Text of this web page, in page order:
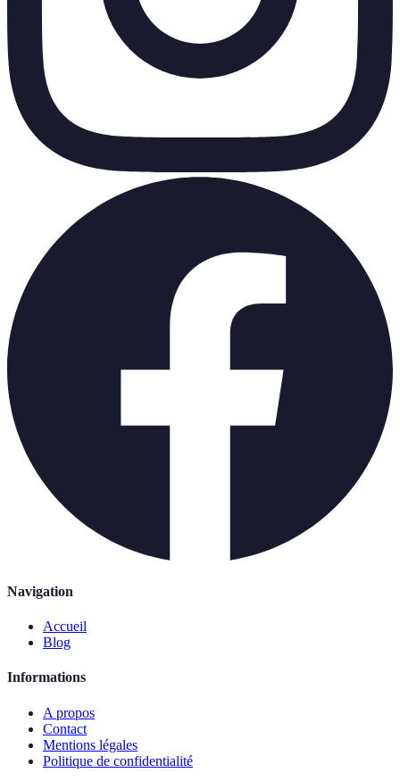
Navigation
Accueil
Blog
Informations
A propos
Contact
Mentions légales
Politique de confidentialité